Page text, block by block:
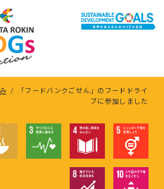
/
「フードバンクごせん」のフードドライ
ブに参加しました